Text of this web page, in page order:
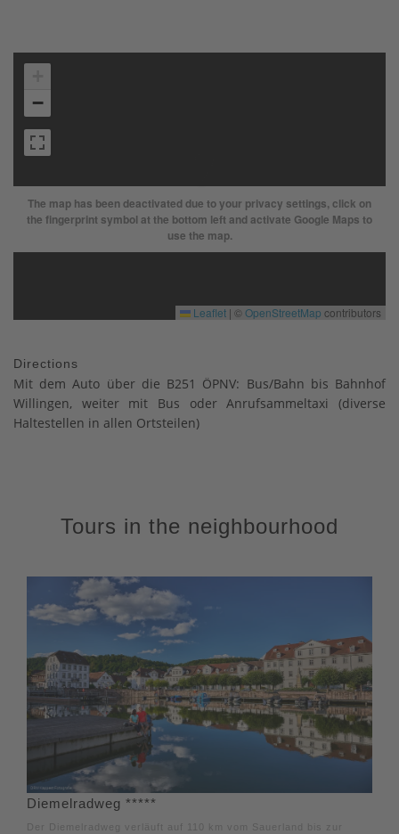
The map has been deactivated due to your privacy settings, click on
the fingerprint symbol at the bottom left and activate Google Maps to
use the map.
−
Leaflet | ©OpenStreetMap contributors
Directions
Mit dem Auto über die B251 ÖPNV: Bus/Bahn bis Bahnhof
Willingen, weiter mit Bus oder Anrufsammeltaxi (diverse
Haltestellen in allen Ortsteilen)
Tours in the neighbourhood
Diemelradweg *****
Der Diemelradweg verläuft auf 110 km vom Sauerland bis zur